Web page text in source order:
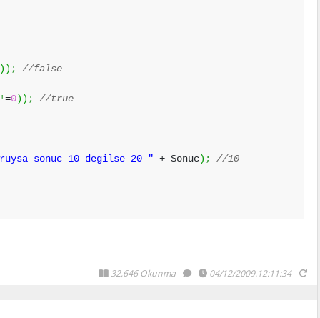
) ) ;
//false
!=0) ) ; //true
sonuc 10 degilse 20 " + Sonuc) ;
//10
32,646 Okunma 04/12/2009.12:11:34